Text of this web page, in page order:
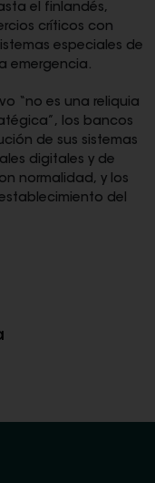
el finlandés,
críticos con
especiales de
emergencia.
“no es una reliquia
los bancos
de sus sistemas
digitales y de
normalidad, y los
del